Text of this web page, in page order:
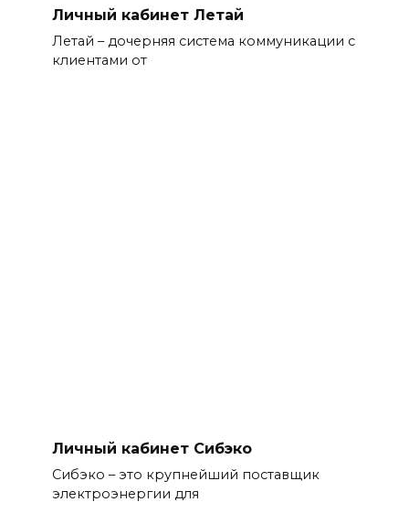
Личный кабинет Летай
Летай – дочерняя система коммуникации с
клиентами от
Личный кабинет Сибэко
Сибэко – это крупнейший поставщик
электроэнергии для